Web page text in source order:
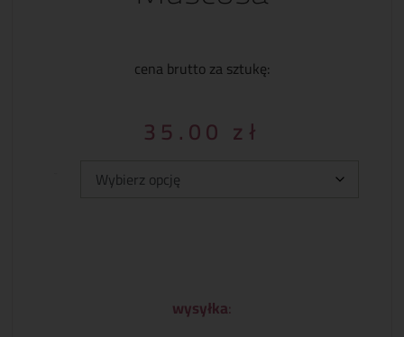
cena brutto za sztukę:
35.00 zł
wysyłka: